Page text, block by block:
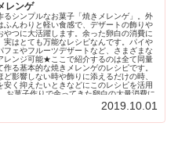
レンゲ
るシンプルなお菓子「焼きメレンゲ」。外
ふんわりと軽い食感で、デザートの飾りや
やつに大活躍します。余った卵白の消費に
実はとても万能なレシピなんです。パイや
フェやフルーツデザートなど、さまざまな
レンジ可能★ここで紹介するのは全て同量
作る基本的な焼きメレンゲのレシピです。
ど影響しない時や飾りに添えるだけの時、
安く抑えたいときなどにこのレシピを活用
お菓子作りで余ってきた卵白の大量消費に
！ 基本の焼きメレンゲを作りましょう材料
介いたします。焼きメレンゲの材料粉糖は
2019.10.01